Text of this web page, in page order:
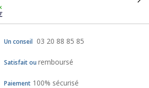
Un conseil 03 20 88 85 85
Satisfait ou remboursé
Paiement 100% sécurisé